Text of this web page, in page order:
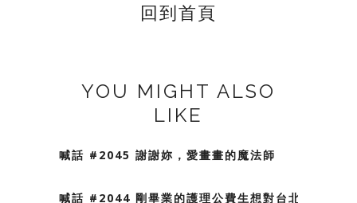
回到首頁
YOU MIGHT ALSO
LIKE
喊話 #2045 謝謝妳，愛畫畫的魔法師
喊話 #2044 剛畢業的護理公費生想對台北會